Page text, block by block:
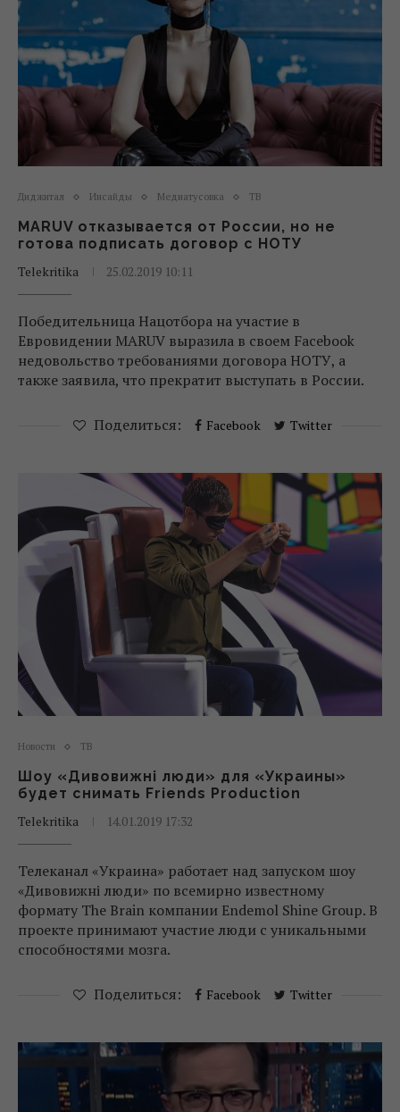
Диджитал Инсайды Медиатусовка ТВ
MARUV отказывается от России, но не
готова подписать договор с НОТУ
Telekritika
25.02.2019 10:11
Победительница Нацотбора на участие в
Евровидении MARUV выразила в своем Facebook
недовольство требованиями договора НОТУ, а
также заявила, что прекратит выступать в России.
Поделиться: Facebook Twitter
Новости ТВ
Шоу «Дивовижні люди» для «Украины»
будет снимать Friends Production
Telekritika
14.01.2019 17:32
Телеканал «Украина» работает над запуском шоу
«Дивовижні люди» по всемирно известному
формату The Brain компании Endemol Shine Group. В
проекте принимают участие люди с уникальными
способностями мозга.
Поделиться: Facebook Twitter